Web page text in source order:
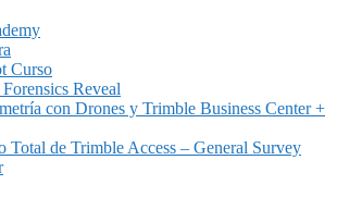
Curso
Reveal
con Drones y Trimble Business Center +
Total de Trimble Access – General Survey